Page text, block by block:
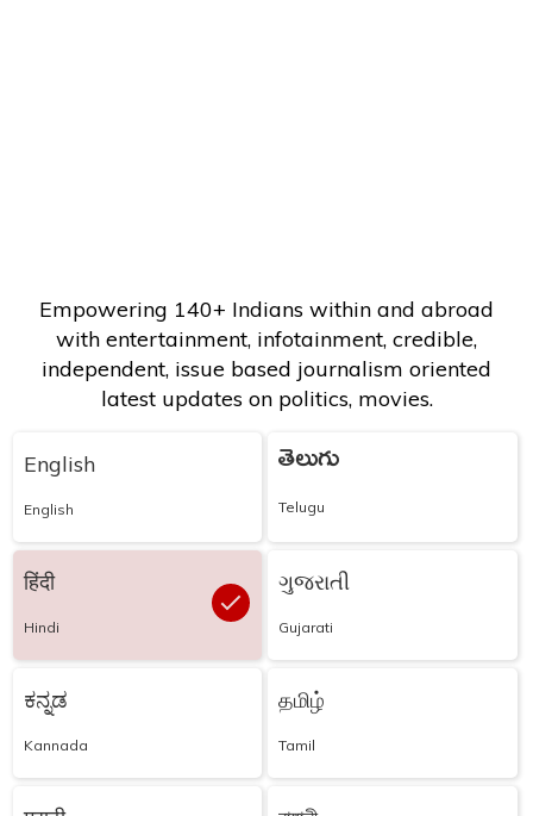
Empowering 140+ Indians within and abroad
with entertainment, infotainment, credible,
independent, issue based journalism oriented
latest updates on politics, movies.
English
English
తెలుగు
Telugu
हिंदी
Hindi
ગુજરાતી
Gujarati
ಕನ್ನಡ
Kannada
தமிழ்
Tamil